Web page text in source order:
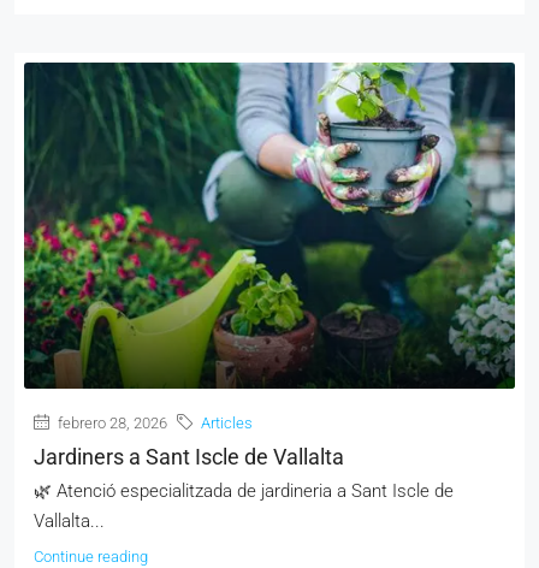
febrero 28, 2026 Articles
Jardiners a Sant Iscle de Vallalta
🌿 Atenció especialitzada de jardineria a Sant Iscle de
Vallalta...
Continue reading